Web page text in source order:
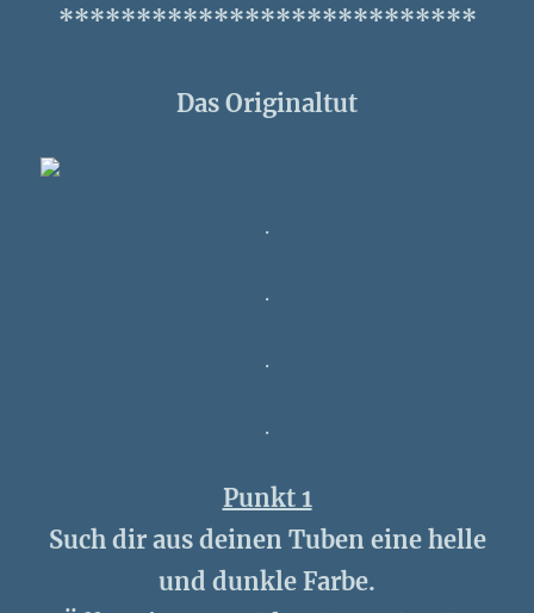
***************************
Das Originaltut
.
.
.
.
Punkt 1
Such dir aus deinen Tuben eine helle
und dunkle Farbe.